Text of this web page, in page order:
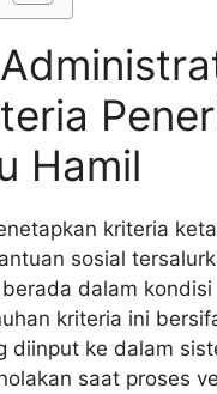
Hamil
kriteria
sosial
dalam kondisi
kriteria ini
diinput ke dalam
saat proses